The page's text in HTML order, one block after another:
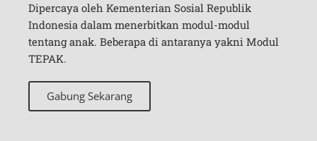
Dipercaya oleh Kementerian Sosial Republik
Indonesia dalam menerbitkan modul-modul
tentang anak. Beberapa di antaranya yakni Modul
TEPAK.
Gabung Sekarang